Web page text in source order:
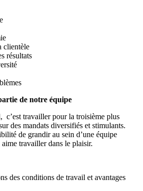
clientèle
résultats
de notre équipe
travailler pour la troisième plus
des mandats diversifiés et stimulants.
de grandir au sein d’une équipe
travailler dans le plaisir.
des conditions de travail et avantages